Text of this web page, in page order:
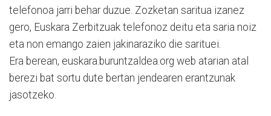
telefonoa jarri behar duzue. Zozketan saritua izanez
gero, Euskara Zerbitzuak telefonoz deitu eta saria noiz
eta non emango zaien jakinaraziko die sarituei.
Era berean, euskara.buruntzaldea.org web atarian atal
berezi bat sortu dute bertan jendearen erantzunak
jasotzeko.